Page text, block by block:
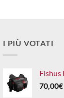
I PIÙ VOTATI
Fishus
70,00€